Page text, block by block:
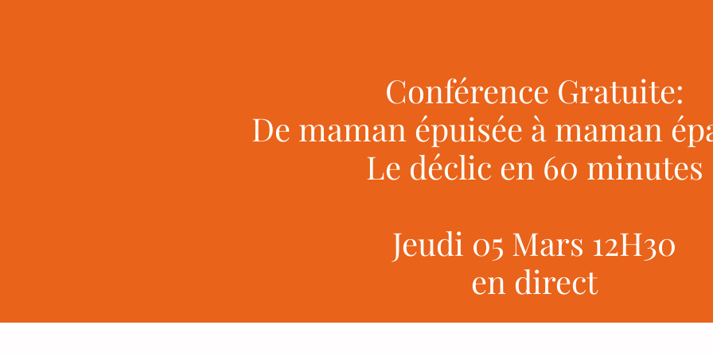
Conférence Gratuite:
De maman épuisée à maman
Le déclic en 60 minutes
Jeudi 05 Mars 12H30
en direct